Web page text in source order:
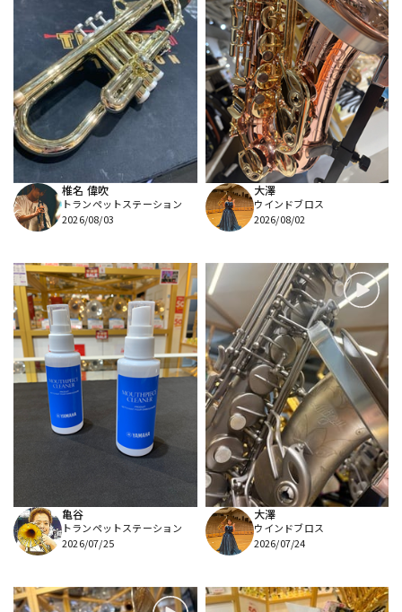
椎名 偉吹
トランペットステーション
2026/08/03
大澤
ウインドブロス
2026/08/02
亀谷
トランペットステーション
2026/07/25
大澤
ウインドブロス
2026/07/24